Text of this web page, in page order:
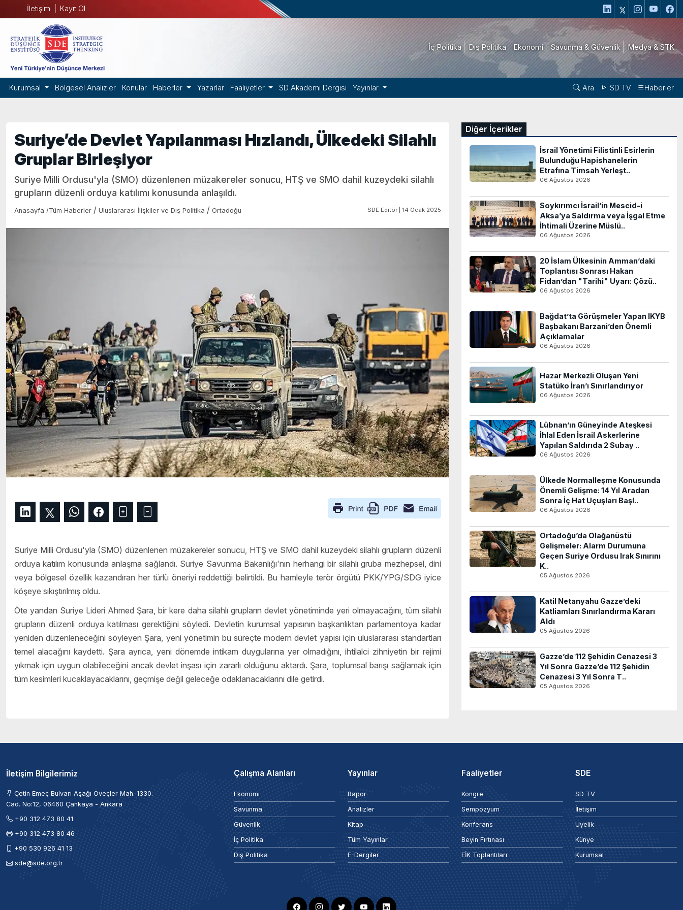
İletişim Kayıt Ol
İç Politika Dış Politika Ekonomi Savunma & Güvenlik Medya & STK
Kurumsal Bölgesel Analizler Konular Haberler Yazarlar Faaliyetler SD Akademi Dergisi Yayınlar Ara SD TV Haberler
Suriye’de Devlet Yapılanması Hızlandı, Ülkedeki Silahlı
Gruplar Birleşiyor
Suriye Milli Ordusu'yla (SMO) düzenlenen müzakereler sonucu, HTŞ ve SMO dahil kuzeydeki silahlı
grupların düzenli orduya katılımı konusunda anlaşıldı.
Anasayfa /Tüm Haberler / Uluslararası İlişkiler ve Dış Politika / Ortadoğu SDE Editör | 14 Ocak 2025
Suriye Milli Ordusu'yla (SMO) düzenlenen müzakereler sonucu, HTŞ ve SMO dahil kuzeydeki silahlı grupların düzenli
orduya katılım konusunda anlaşma sağlandı. Suriye Savunma Bakanlığı'nın herhangi bir silahlı gruba mezhepsel, dini
veya bölgesel özellik kazandıran her türlü öneriyi reddettiği belirtildi. Bu hamleyle terör örgütü PKK/YPG/SDG iyice
köşeye sıkıştırılmış oldu.
Öte yandan Suriye Lideri Ahmed Şara, bir kere daha silahlı grupların devlet yönetiminde yeri olmayacağını, tüm silahlı
grupların düzenli orduya katılması gerektiğini söyledi. Devletin kurumsal yapısının başkanlıktan parlamentoya kadar
yeniden düzenleneceğini söyleyen Şara, yeni yönetimin bu süreçte modern devlet yapısı için uluslararası standartları
temel alacağını kaydetti. Şara ayrıca, yeni dönemde intikam duygularına yer olmadığını, ihtilalci zihniyetin bir rejimi
yıkmak için uygun olabileceğini ancak devlet inşası için zararlı olduğunu aktardı. Şara, toplumsal barışı sağlamak için
tüm kesimleri kucaklayacaklarını, geçmişe değil geleceğe odaklanacaklarını dile getirdi.
Diğer İçerikler
İsrail Yönetimi Filistinli Esirlerin
Bulunduğu Hapishanelerin
Etrafına Timsah Yerleşt..
06 Ağustos 2026
Soykırımcı İsrail’in Mescid-i
Aksa’ya Saldırma veya İşgal Etme
İhtimali Üzerine Müslü..
06 Ağustos 2026
20 İslam Ülkesinin Amman’daki
Toplantısı Sonrası Hakan
Fidan’dan "Tarihi" Uyarı: Çözü..
06 Ağustos 2026
Bağdat’ta Görüşmeler Yapan IKYB
Başbakanı Barzani’den Önemli
Açıklamalar
06 Ağustos 2026
Hazar Merkezli Oluşan Yeni
Statüko İran’ı Sınırlandırıyor
06 Ağustos 2026
Lübnan’ın Güneyinde Ateşkesi
İhlal Eden İsrail Askerlerine
Yapılan Saldırıda 2 Subay ..
06 Ağustos 2026
Ülkede Normalleşme Konusunda
Önemli Gelişme: 14 Yıl Aradan
Sonra İç Hat Uçuşları Başl..
06 Ağustos 2026
Ortadoğu’da Olağanüstü
Gelişmeler: Alarm Durumuna
Geçen Suriye Ordusu Irak Sınırını
K..
05 Ağustos 2026
Katil Netanyahu Gazze’deki
Katliamları Sınırlandırma Kararı
Aldı
05 Ağustos 2026
Gazze’de 112 Şehidin Cenazesi 3
Yıl Sonra Gazze’de 112 Şehidin
Cenazesi 3 Yıl Sonra T..
05 Ağustos 2026
İletişim Bilgilerimiz
Çetin Emeç Bulvarı Aşağı Öveçler Mah. 1330.
Cad. No:12, 06460 Çankaya - Ankara
+90 312 473 80 41
+90 312 473 80 46
+90 530 926 41 13
sde@sde.org.tr
Çalışma Alanları
Ekonomi
Savunma
Güvenlik
İç Politika
Dış Politika
Yayınlar
Rapor
Analizler
Kitap
Tüm Yayınlar
E-Dergiler
Faaliyetler
Kongre
Sempozyum
Konferans
Beyin Fırtınası
EİK Toplantıları
SDE
SD TV
İletişim
Üyelik
Künye
Kurumsal